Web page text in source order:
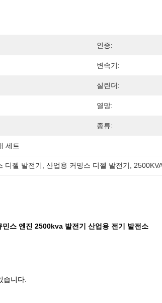
인증:
변속기:
실린더:
열망:
종류:
세트
디젤 발전기 , 산업용 커밍스 디젤 발전기
스 엔진 2500kva 발전기 산업용 전기 발전소
습니다.